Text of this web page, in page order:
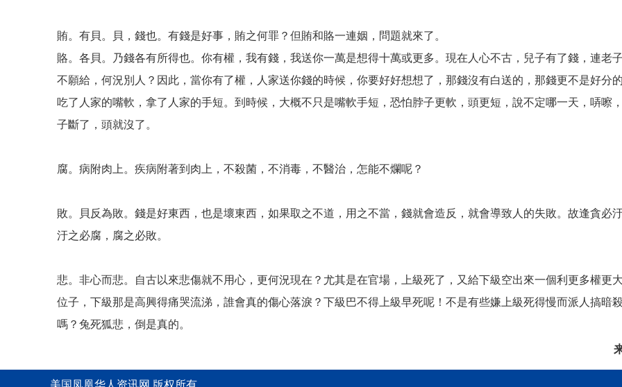
賄。有貝。貝，錢也。有錢是好事，賄之何罪？但賄和賂一連姻，問題就來了。
賂。各貝。乃錢各有所得也。你有權，我有錢，我送你一萬是想得十萬或更多。現在人心不古，兒子有了錢，連老
不願給，何況別人？因此，當你有了權，人家送你錢的時候，你要好好想想了，那錢沒有白送的，那錢更不是好分的
吃了人家的嘴軟，拿了人家的手短。到時候，大概不只是嘴軟手短，恐怕脖子更軟，頭更短，說不定哪一天，哢嚓
子斷了，頭就沒了。
腐。病附肉上。疾病附著到肉上，不殺菌，不消毒，不醫治，怎能不爛呢？
敗。貝反為敗。錢是好東西，也是壞東西，如果取之不道，用之不當，錢就會造反，就會導致人的失敗。故逢貪必汙
汙之必腐，腐之必敗。
悲。非心而悲。自古以來悲傷就不用心，更何況現在？尤其是在官場，上級死了，又給下級空出來一個利更多權更
位子，下級那是高興得痛哭流涕，誰會真的傷心落淚？下級巴不得上級早死呢！不是有些嫌上級死得慢而派人搞暗
嗎？兔死狐悲，倒是真的。
美国凤凰华人资讯网 版权所有